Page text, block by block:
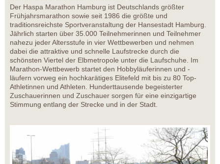
Der Haspa Marathon Hamburg ist Deutschlands größter
Frühjahrsmarathon sowie seit 1986 die größte und
traditionsreichste Sportveranstaltung der Hansestadt Hamburg.
Jährlich starten über 35.000 Teilnehmerinnen und Teilnehmer
nahezu jeder Altersstufe in vier Wettbewerben und nehmen
dabei die attraktive und schnelle Laufstrecke durch die
schönsten Viertel der Elbmetropole unter die Laufschuhe. Im
Marathon-Wettbewerb startet den Hobbyläuferinnen und -
läufern vorweg ein hochkarätiges Elitefeld mit bis zu 80 Top-
Athletinnen und Athleten. Hunderttausende begeisterter
Zuschauerinnen und Zuschauer sorgen für eine einzigartige
Stimmung entlang der Strecke und in der Stadt.